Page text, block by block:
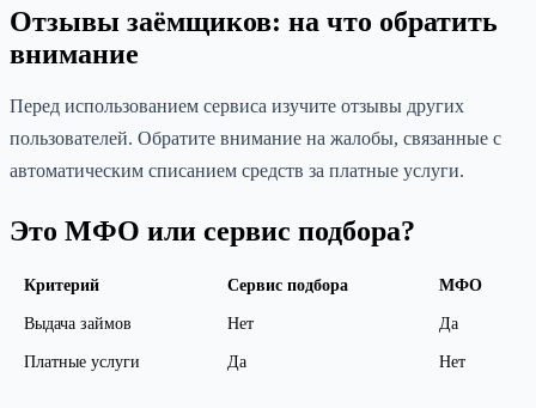
Отзывы заёмщиков: на что обратить
внимание
Перед использованием сервиса изучите отзывы других
пользователей. Обратите внимание на жалобы, связанные с
автоматическим списанием средств за платные услуги.
Это МФО или сервис подбора?
Критерий Сервис подбора МФО
Выдача займов Нет Да
Платные услуги Да Нет